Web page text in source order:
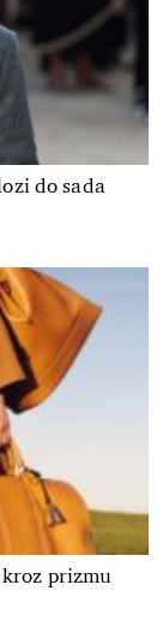
do sada
prizmu